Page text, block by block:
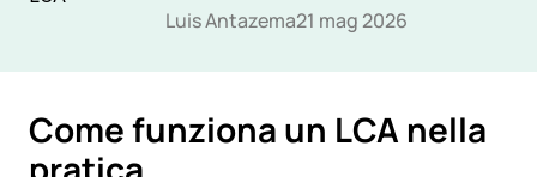
Luis Antazema21 mag 2026
Come funziona un LCA nella